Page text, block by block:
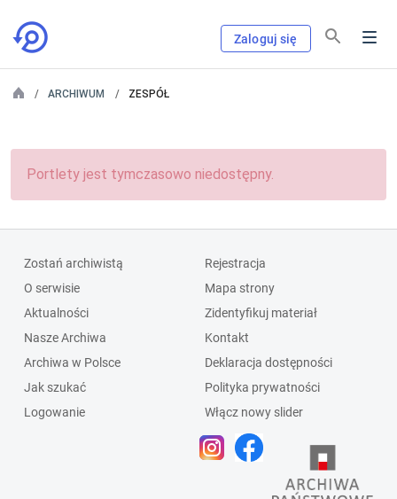
Zaloguj się
ARCHIWUM ZESPÓŁ
Portlety jest tymczasowo niedostępny.
Zostań archiwistą
O serwisie
Aktualności
Nasze Archiwa
Archiwa w Polsce
Jak szukać
Logowanie
Rejestracja
Mapa strony
Zidentyfikuj materiał
Kontakt
Deklaracja dostępności
Polityka prywatności
Włącz nowy slider